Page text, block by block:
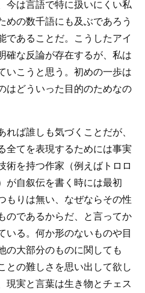
今は言語で特に扱いにくい私
めの数千語にも及ぶであろう
であることだ。こうしたアイ
確な反論が存在するが、私は
いこうと思う。初めの一歩は
はどういった目的のためなの
ば誰しも気づくことだが、
全てを表現するためには事実
術を持つ作家（例えばトロロ
が自叙伝を書く時には最初
もりは無い、なぜならその性
のであるからだ、と言ってか
いる。何か形のないものや目
の大部分のものに関しても
の難しさを思い出して欲し
現実と言葉は生き物とチェス